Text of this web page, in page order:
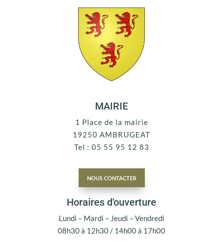
MAIRIE
1 Place de la mairie
19250 AMBRUGEAT
Tel : 05 55 95 12 83
nous contacter
Horaires d'ouverture
Lundi – Mardi – Jeudi – Vendredi
08h30 à 12h30 / 14h00 à 17h00